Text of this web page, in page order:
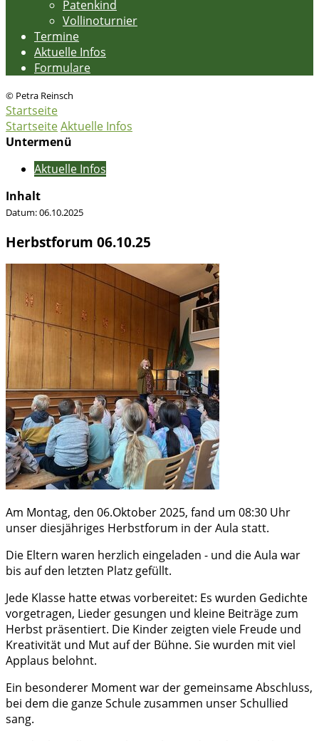
Patenkind
Vollinoturnier
Termine
Aktuelle Infos
Formulare
© Petra Reinsch
Startseite
StartseiteAktuelle Infos
Untermenü
Aktuelle Infos
Inhalt
Datum:06.10.2025
Herbstforum 06.10.25
Am Montag, den 06.Oktober 2025, fand um 08:30 Uhr
unser diesjähriges Herbstforum in der Aula statt.
Die Eltern waren herzlich eingeladen - und die Aula war
bis auf den letzten Platz gefüllt.
Jede Klasse hatte etwas vorbereitet: Es wurden Gedichte
vorgetragen, Lieder gesungen und kleine Beiträge zum
Herbst präsentiert. Die Kinder zeigten viele Freude und
Kreativität und Mut auf der Bühne. Sie wurden mit viel
Applaus belohnt.
Ein besonderer Moment war der gemeinsame Abschluss,
bei dem die ganze Schule zusammen unser Schullied
sang.